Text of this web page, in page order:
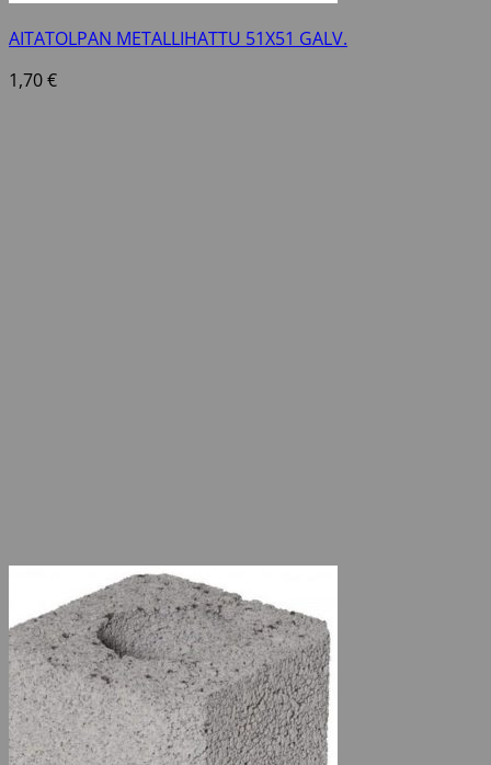
AITATOLPAN METALLIHATTU 51X51 GALV.
1,70€